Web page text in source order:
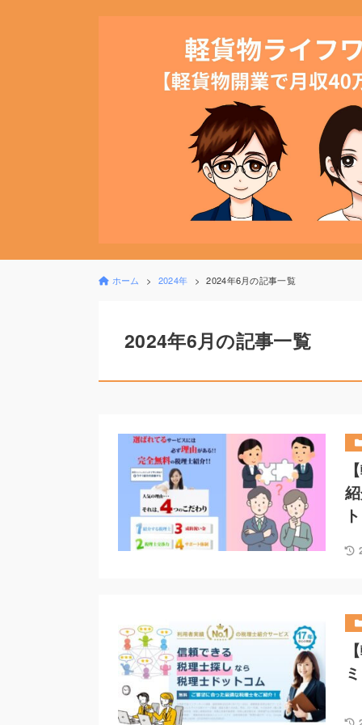
ホーム 2024年 2024年6月の記事一覧
2024年6月の記事一覧
ト